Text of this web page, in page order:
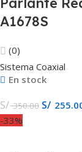
A1678S
(0)
Sistema Coaxial
En stock
S/350.00 S/
-33%